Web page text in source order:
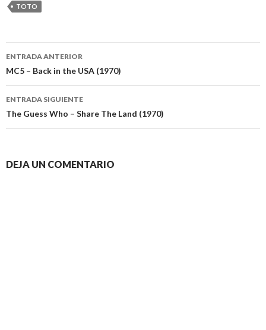
TOTO
Navegación
de
entradas
ENTRADA ANTERIOR
MC5 – Back in the USA (1970)
ENTRADA SIGUIENTE
The Guess Who – Share The Land (1970)
DEJA UN COMENTARIO